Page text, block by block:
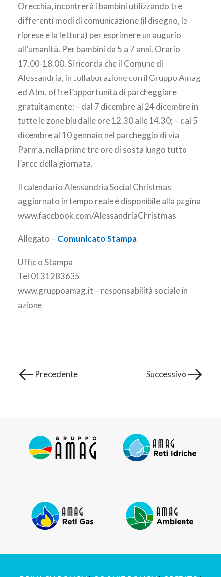
Orecchia, incontrerà i bambini utilizzando tre
differenti modi di comunicazione (il disegno, le
riprese e la lettura) per esprimere un augurio
all’umanità. Per bambini da 5 a 7 anni. Orario
17.00-18.00. Si ricorda che il Comune di
Alessandria, in collaborazione con il Gruppo Amag
ed Atm, offre l’opportunità di parcheggiare
gratuitamente: – dal 7 dicembre al 24 dicembre in
tutte le zone blu dalle ore 12.30 alle 14.30; – dal 5
dicembre al 10 gennaio nel parcheggio di via
Parma, nella prime tre ore di sosta lungo tutto
l’arco della giornata.
Il calendario Alessandria Social Christmas
aggiornato in tempo reale è disponibile alla pagina
www.facebook.com/AlessandriaChristmas
Allegato – Comunicato Stampa
Ufficio Stampa
Tel 0131283635
www.gruppoamag.it – responsabilità sociale in
azione
Precedente Successivo